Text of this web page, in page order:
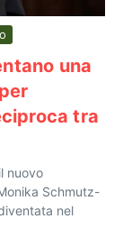
una
tra
nuovo
Schmutz-
nel